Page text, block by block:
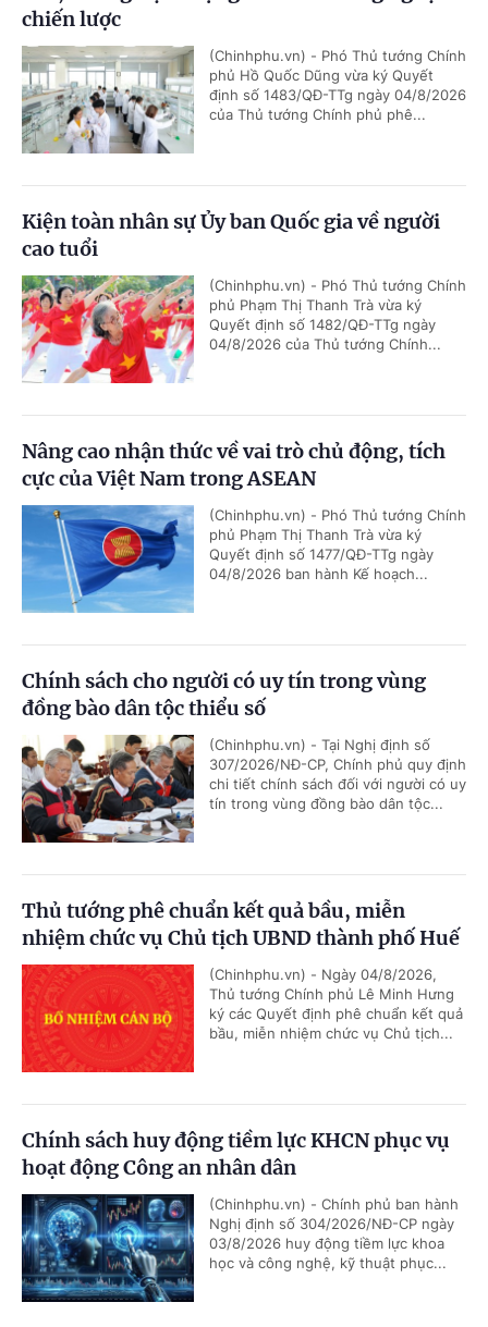
chiến lược
(Chinhphu.vn) - Phó Thủ tướng Chính
phủ Hồ Quốc Dũng vừa ký Quyết
định số 1483/QĐ-TTg ngày 04/8/2026
của Thủ tướng Chính phủ phê...
Kiện toàn nhân sự Ủy ban Quốc gia về người
cao tuổi
(Chinhphu.vn) - Phó Thủ tướng Chính
phủ Phạm Thị Thanh Trà vừa ký
Quyết định số 1482/QĐ-TTg ngày
04/8/2026 của Thủ tướng Chính...
Nâng cao nhận thức về vai trò chủ động, tích
cực của Việt Nam trong ASEAN
(Chinhphu.vn) - Phó Thủ tướng Chính
phủ Phạm Thị Thanh Trà vừa ký
Quyết định số 1477/QĐ-TTg ngày
04/8/2026 ban hành Kế hoạch...
Chính sách cho người có uy tín trong vùng
đồng bào dân tộc thiểu số
(Chinhphu.vn) - Tại Nghị định số
307/2026/NĐ-CP, Chính phủ quy định
chi tiết chính sách đối với người có uy
tín trong vùng đồng bào dân tộc...
Thủ tướng phê chuẩn kết quả bầu, miễn
nhiệm chức vụ Chủ tịch UBND thành phố Huế
(Chinhphu.vn) - Ngày 04/8/2026,
Thủ tướng Chính phủ Lê Minh Hưng
ký các Quyết định phê chuẩn kết quả
bầu, miễn nhiệm chức vụ Chủ tịch...
Chính sách huy động tiềm lực KHCN phục vụ
hoạt động Công an nhân dân
(Chinhphu.vn) - Chính phủ ban hành
Nghị định số 304/2026/NĐ-CP ngày
03/8/2026 huy động tiềm lực khoa
học và công nghệ, kỹ thuật phục...